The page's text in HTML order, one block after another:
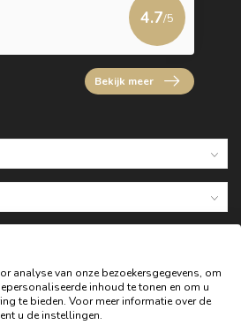
4.7/5
Bekijk meer
analyse van onze bezoekersgegevens, om
inhoud te tonen en om u
te bieden. Voor meer informatie over de
u de instellingen.